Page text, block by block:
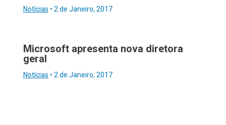
Notícias • 2 de Janeiro, 2017
Microsoft apresenta nova diretora
geral
Notícias • 2 de Janeiro, 2017